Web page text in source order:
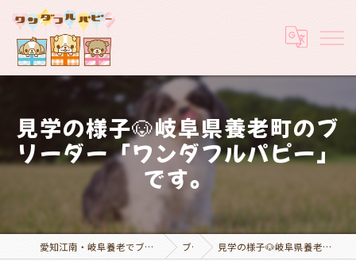
見学の様子🐶岐阜県養老町のブ
リーダー「ワンダフルパピー」
です。
愛知江南・岐阜養老でブリーダーなら実績豊富なワンダフルパピー ブログ 見学の様子🐶岐阜県養老町のブリーダー「ワンダフルパピー」です。